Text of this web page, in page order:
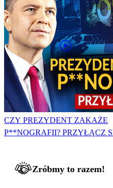
CZY PREZYDENT ZAKAŻE
P**NOGRAFII? PRZYŁĄCZ
Zróbmy to razem!